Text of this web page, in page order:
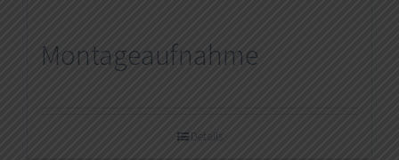
Montageaufnahme
Details